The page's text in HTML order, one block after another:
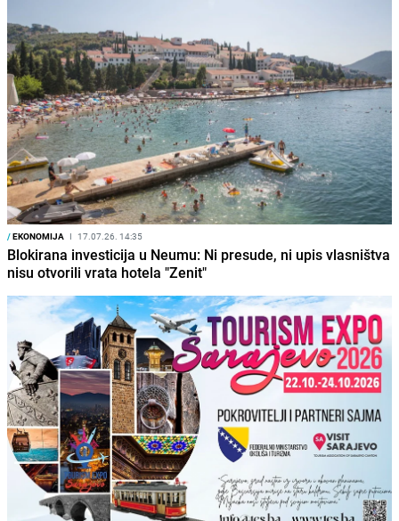
/EKONOMIJA I 17.07.26. 14:35
Blokirana investicija u Neumu: Ni presude, ni upis vlasništva
nisu otvorili vrata hotela "Zenit"